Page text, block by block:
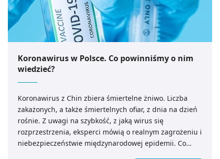
Koronawirus w Polsce. Co powinniśmy o nim
wiedzieć?
Koronawirus z Chin zbiera śmiertelne żniwo. Liczba
zakażonych, a także śmiertelnych ofiar, z dnia na dzień
rośnie. Z uwagi na szybkość, z jaką wirus się
rozprzestrzenia, eksperci mówią o realnym zagrożeniu i
niebezpieczeństwie międzynarodowej epidemii. Co